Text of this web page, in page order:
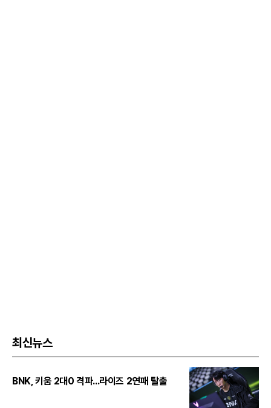
최신뉴스
BNK, 키움 2대0 격파...라이즈 2연패 탈출